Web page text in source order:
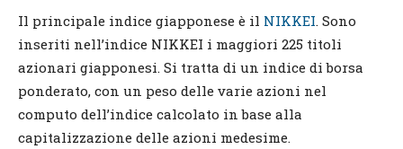
Il principale indice giapponese è il NIKKEI. Sono
inseriti nell’indice NIKKEI i maggiori 225 titoli
azionari giapponesi. Si tratta di un indice di borsa
ponderato, con un peso delle varie azioni nel
computo dell’indice calcolato in base alla
capitalizzazione delle azioni medesime.